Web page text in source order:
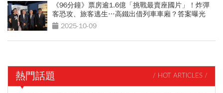
《96分鐘》票房逾1.6億「挑戰最賣座國片」！炸彈
客恐攻、旅客逃生…高鐵出借列車車廂？答案曝光
2025-10-09
熱門話題 / HOT ARTICLES /